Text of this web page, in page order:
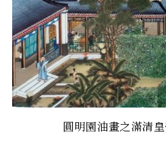
圓明園油畫之滿清